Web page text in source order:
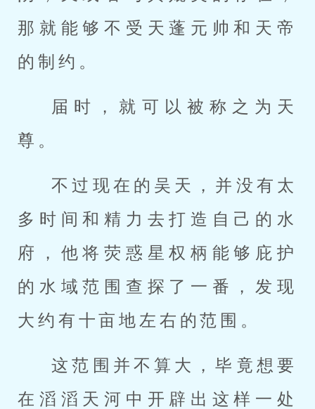
那就能够不受天蓬元帅和天帝
的制约。
届时，就可以被称之为天
尊。
不过现在的吴天，并没有太
多时间和精力去打造自己的水
府，他将荧惑星权柄能够庇护
的水域范围查探了一番，发现
大约有十亩地左右的范围。
这范围并不算大，毕竟想要
在滔滔天河中开辟出这样一处